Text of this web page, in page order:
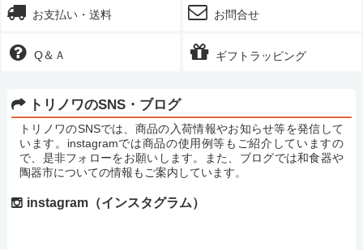
お支払い・送料 お問合せ
Q＆Ａ ギフトラッピング
トリノワのSNS・ブログ
トリノワのSNSでは、商品の入荷情報やお知らせ等を発信して
います。instagramでは商品の使用例等もご紹介していますの
で、是非フォローをお願いします。また、ブログでは和食器や
陶器市についての情報もご案内しています。
instagram（インスタグラム）